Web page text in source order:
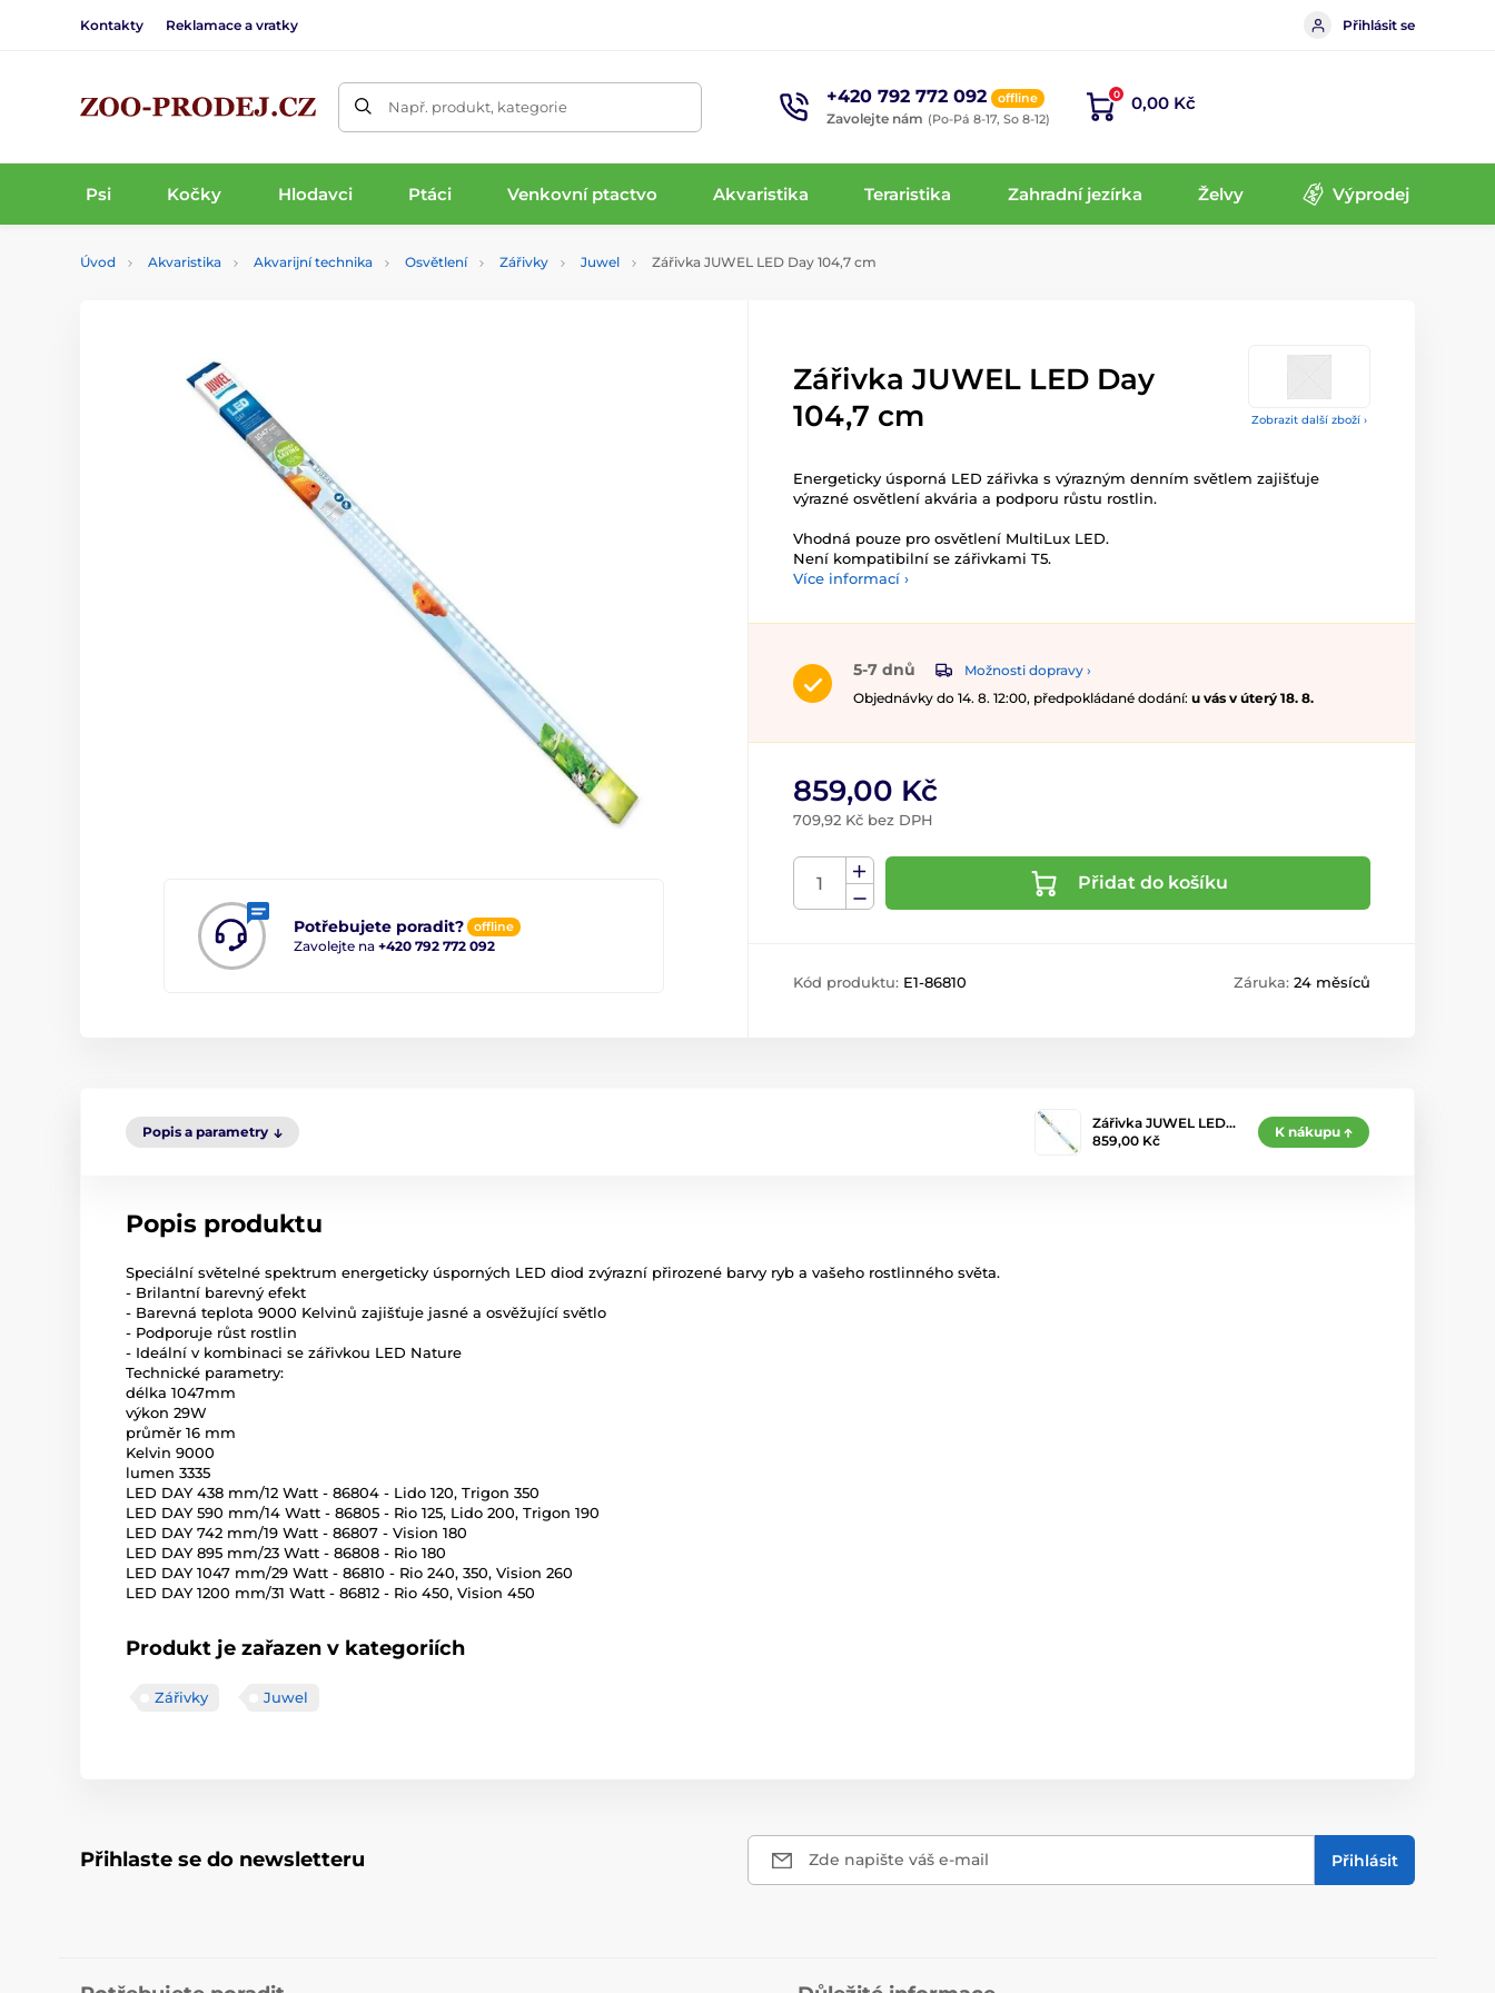
Kontakty Reklamace a vratky Přihlásit se
Např. produkt, kategorie +420 792 772 092 offline
Zavolejte nám (Po-Pá 8-17, So 8-12)
0 0,00 Kč
Psi Kočky Hlodavci Ptáci Venkovní ptactvo Akvaristika Teraristika Zahradní jezírka Želvy Výprodej
Úvod Akvaristika Akvarijní technika Osvětlení Zářivky Juwel Zářivka JUWEL LED Day 104,7 cm
Zobrazit další zboží ›
Potřebujete poradit? offline
Zavolejte na +420 792 772 092
Zářivka JUWEL LED Day
104,7 cm
Energeticky úsporná LED zářivka s výrazným denním světlem zajišťuje
výrazné osvětlení akvária a podporu růstu rostlin.
Vhodná pouze pro osvětlení MultiLux LED.
Není kompatibilní se zářivkami T5.
Více informací ›
5-7 dnů
Možnosti dopravy ›
Objednávky do 14. 8. 12:00, předpokládané dodání: u vás v úterý 18. 8.
859,00 Kč
709,92 Kč bez DPH
Přidat do košíku
Kód produktu: E1-86810 Záruka: 24 měsíců
Popis a parametry
Zářivka JUWEL LED…
859,00 Kč
K nákupu
Popis produktu
Speciální světelné spektrum energeticky úsporných LED diod zvýrazní přirozené barvy ryb a vašeho rostlinného světa.
- Brilantní barevný efekt
- Barevná teplota 9000 Kelvinů zajišťuje jasné a osvěžující světlo
- Podporuje růst rostlin
- Ideální v kombinaci se zářivkou LED Nature
Technické parametry:
délka 1047mm
výkon 29W
průměr 16 mm
Kelvin 9000
lumen 3335
LED DAY 438 mm/12 Watt - 86804 - Lido 120, Trigon 350
LED DAY 590 mm/14 Watt - 86805 - Rio 125, Lido 200, Trigon 190
LED DAY 742 mm/19 Watt - 86807 - Vision 180
LED DAY 895 mm/23 Watt - 86808 - Rio 180
LED DAY 1047 mm/29 Watt - 86810 - Rio 240, 350, Vision 260
LED DAY 1200 mm/31 Watt - 86812 - Rio 450, Vision 450
Produkt je zařazen v kategoriích
Zářivky Juwel
Přihlaste se do newsletteru Zde napište váš e-mail Přihlásit